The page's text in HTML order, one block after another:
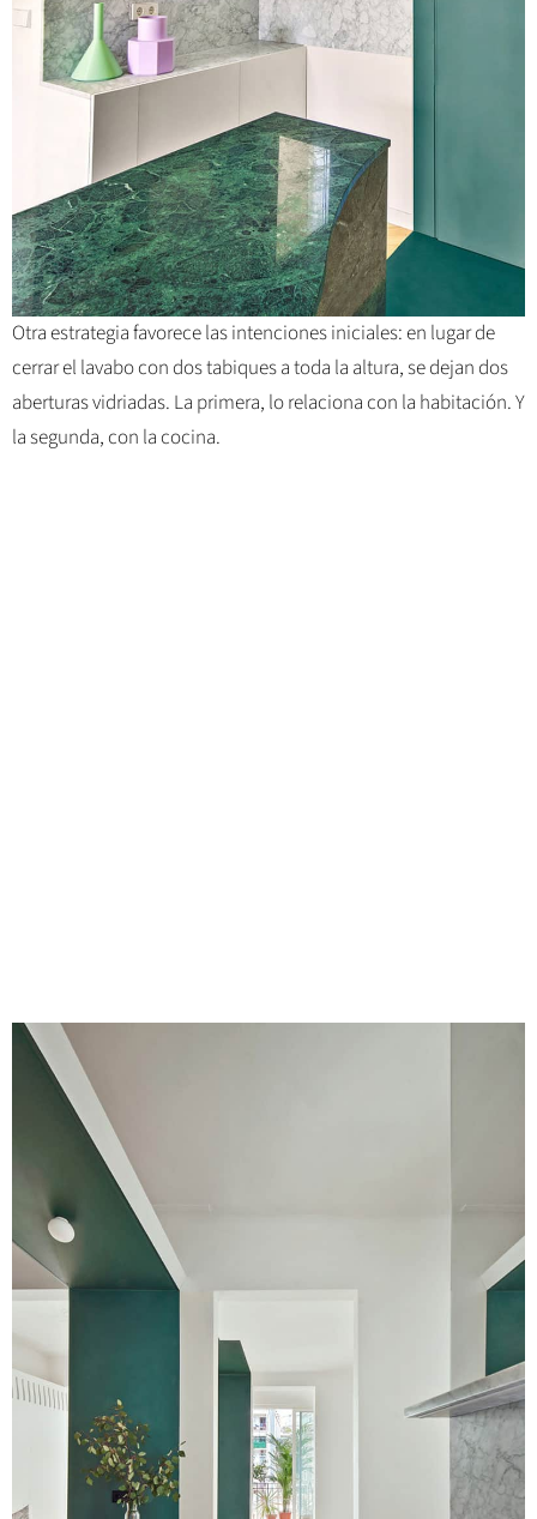
Otra estrategia favorece las intenciones iniciales: en lugar de
cerrar el lavabo con dos tabiques a toda la altura, se dejan dos
aberturas vidriadas. La primera, lo relaciona con la habitación. Y
la segunda, con la cocina.